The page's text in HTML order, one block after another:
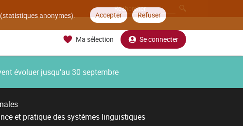
anonymes). Accepter Refuser
Ma sélection Se connecter
évoluer jusqu’au 30 septembre
et pratique des systèmes linguistiques